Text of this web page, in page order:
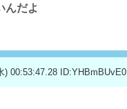
んだよ
) 00:53:47.28 ID:YHBmBUvE0